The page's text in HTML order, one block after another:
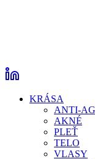
KRÁSA
ANTI-
AKNÉ
PLEŤ
TELO
VLASY